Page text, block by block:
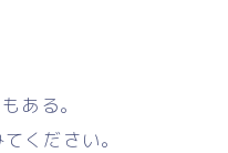
ある。
ください。